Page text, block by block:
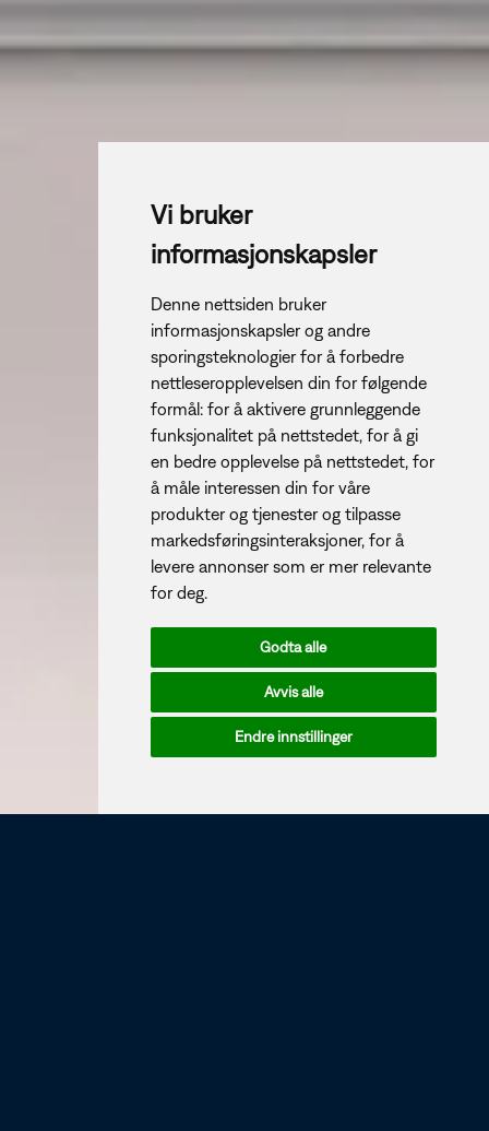
Vi bruker
informasjonskapsler
Denne nettsiden bruker
informasjonskapsler og andre
sporingsteknologier for å forbedre
nettleseropplevelsen din for følgende
formål: for å aktivere grunnleggende
funksjonalitet på nettstedet, for å gi
en bedre opplevelse på nettstedet, for
å måle interessen din for våre
produkter og tjenester og tilpasse
markedsføringsinteraksjoner, for å
levere annonser som er mer relevante
for deg.
Godta alle
Avvis alle
Endre innstillinger